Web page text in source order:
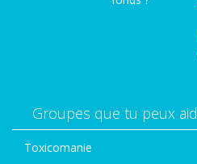
Groupes que tu peux
Toxicomanie